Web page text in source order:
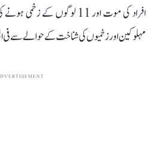
افراد کی موت اور 11 لوگوں
مہلوکین اور زخمیوں کی شناخت کے حوالے سے فی